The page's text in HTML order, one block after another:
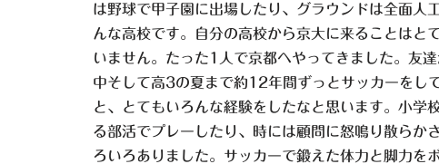
は野球で甲子園に出場したり、グラウンドは全面人
んな高校です。自分の高校から京大に来ることは
いません。たった1人で京都へやってきました。友
中そして高3の夏まで約12年間ずっとサッカーをし
と、とてもいろんな経験をしたなと思います。小
る部活でプレーしたり、時には顧問に怒鳴り散らか
ろいろありました。サッカーで鍛えた体力と脚力を